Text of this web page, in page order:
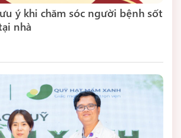
ý khi chăm sóc người bệnh sốt
nhà